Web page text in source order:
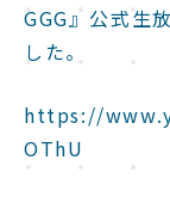
GGG』公式生
した。
https://
OThU